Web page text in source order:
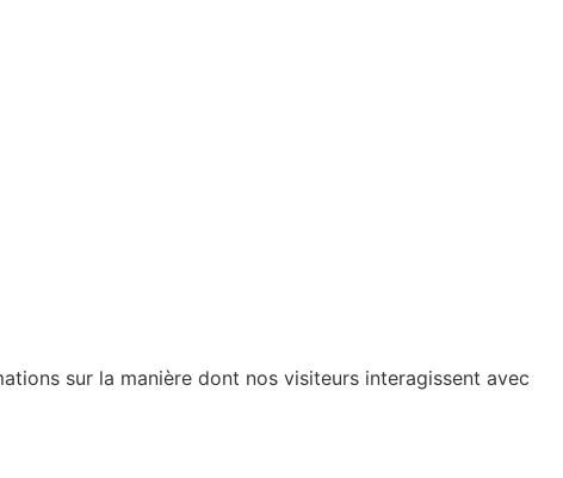
sur la manière dont nos visiteurs interagissent avec